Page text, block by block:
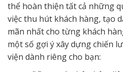
thể hoàn thiện tất cả những
việc thu hút khách hàng, tạo
mãn nhất cho từng khách
một số gợi ý xây dựng chiến
viện dành riêng cho bạn: